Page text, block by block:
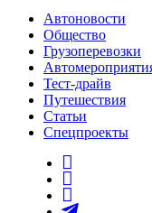
Автоновости
Общество
Грузоперевозки
Тест-драйв
Путешествия
Статьи
Спецпроекты